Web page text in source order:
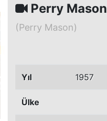
Perry Mason
(Perry Mason)
Yıl 1957
Ülke